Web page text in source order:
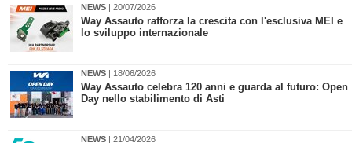
NEWS | 20/07/2026
Way Assauto rafforza la crescita con l'esclusiva MEI e
lo sviluppo internazionale
NEWS | 18/06/2026
Way Assauto celebra 120 anni e guarda al futuro: Open
Day nello stabilimento di Asti
NEWS | 21/04/2026